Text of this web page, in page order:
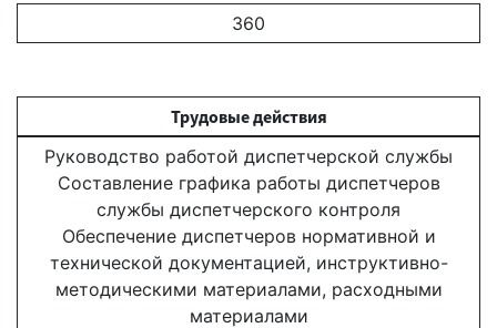
360
Трудовые действия
Руководство работой диспетчерской службы
Составление графика работы диспетчеров
службы диспетчерского контроля
Обеспечение диспетчеров нормативной и
технической документацией, инструктивно-
методическими материалами, расходными
материалами